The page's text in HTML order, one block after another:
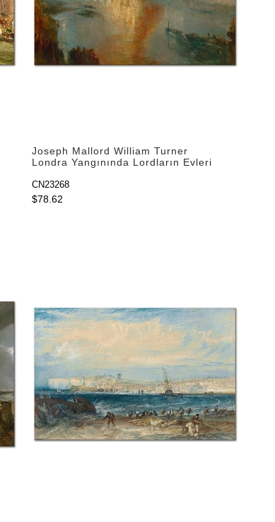
Joseph Mallord William Turner
Londra Yangınında Lordların Evleri
CN23268
$78.62